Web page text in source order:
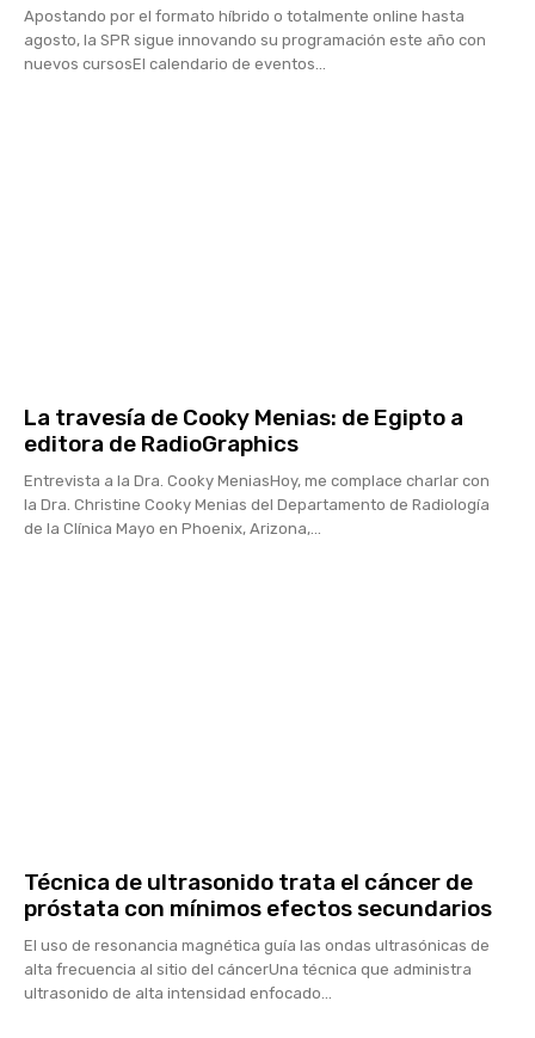
Apostando por el formato híbrido o totalmente online hasta
agosto, la SPR sigue innovando su programación este año con
nuevos cursosEl calendario de eventos...
La travesía de Cooky Menias: de Egipto a
editora de RadioGraphics
Entrevista a la Dra. Cooky MeniasHoy, me complace charlar con
la Dra. Christine Cooky Menias del Departamento de Radiología
de la Clínica Mayo en Phoenix, Arizona,...
Técnica de ultrasonido trata el cáncer de
próstata con mínimos efectos secundarios
El uso de resonancia magnética guía las ondas ultrasónicas de
alta frecuencia al sitio del cáncerUna técnica que administra
ultrasonido de alta intensidad enfocado...